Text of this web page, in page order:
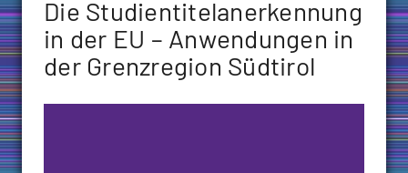
ATTUALE:
ITALIANO
(ITALIA)
Die Studientitelanerkennung
in der EU – Anwendungen in
der Grenzregion Südtirol